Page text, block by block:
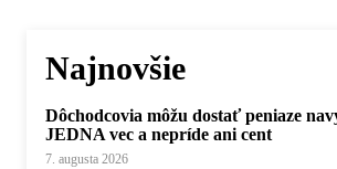
Najnovšie
Dôchodcovia môžu dostať peniaze
JEDNA vec a nepríde ani cent
7. augusta 2026